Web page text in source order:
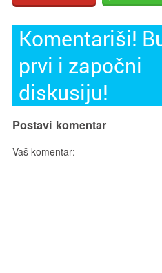
Komentariši!
prvi i započni
diskusiju!
Postavi komentar
Vaš komentar: